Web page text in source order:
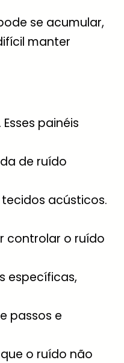
se acumular,
manter
painéis
de ruído
acústicos.
controlar o ruído
específicas,
passos e
o ruído não